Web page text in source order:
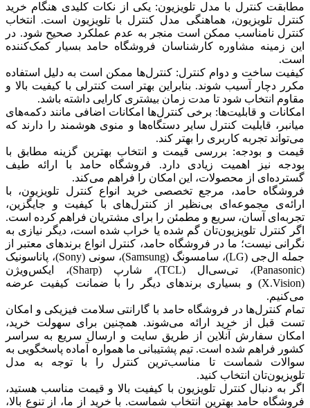
مطابقت کنترل با مدل تلویزیون: یکی از نکات کلیدی هنگام خرید
کنترل تلویزیون، هماهنگی مدل کنترل با تلویزیون است. انتخاب
کنترل نامناسب ممکن است منجر به عدم عملکرد صحیح شود. در
این زمینه مشاوره کارشناسان فروشگاه حامد بسیار کمک‌کننده
است.
کیفیت ساخت و دوام کنترل: کنترل‌ها ممکن است به دلیل استفاده
مکرر دچار آسیب شوند. بنابراین بهتر است کنترلی با کیفیت بالا و
مقاوم انتخاب شود تا مدت زمان بیشتری کارایی داشته باشد.
امکانات و قابلیت‌ها: برخی کنترل‌ها امکانات اضافی مانند دکمه‌های
میانبر، قابلیت کنترل سایر دستگاه‌ها و منوی هوشمند را دارند که
می‌تواند تجربه کاربری را بهتر کند.
قیمت و بودجه: بررسی قیمت و انتخاب بهترین گزینه مطابق با
بودجه نیز اهمیت زیادی دارد. فروشگاه حامد با ارائه طیف
گسترده‌ای از محصولات، این امکان را فراهم می‌کند.
فروشگاه حامد، مرجع تخصصی خرید انواع کنترل تلویزیون، با
ارائه‌ی مجموعه‌ای بی‌نظیر از کنترل‌های با کیفیت و جایگزین،
تجربه‌ای آسان، سریع و مطمئن را برای مشتریان فراهم کرده است.
اگر کنترل تلویزیون‌تان گم شده یا خراب شده است، دیگر نیازی به
نگرانی نیست؛ ما در فروشگاه حامد، کنترل انواع برندهای معتبر از
جمله ال‌جی (LG)، سامسونگ (Samsung)، سونی (Sony)، پاناسونیک
(Panasonic)، تی‌سی‌ال (TCL)، شارپ (Sharp)، ایکس‌ویژن
(X.Vision) و بسیاری برندهای دیگر را با ضمانت کیفیت عرضه
می‌کنیم.
تمام کنترل‌ها در فروشگاه حامد با گارانتی سلامت فیزیکی و امکان
تست قبل از خرید ارائه می‌شوند. همچنین برای سهولت خرید،
امکان سفارش آنلاین از طریق سایت و ارسال سریع به سراسر
کشور فراهم شده است. تیم پشتیبانی ما همواره آماده پاسخگویی به
سوالات شماست تا مناسب‌ترین کنترل را با توجه به مدل
تلویزیون‌تان انتخاب کنید.
اگر به دنبال کنترل تلویزیون با کیفیت بالا و قیمت مناسب هستید،
فروشگاه حامد بهترین انتخاب شماست. با خرید از ما، از تنوع بالا،